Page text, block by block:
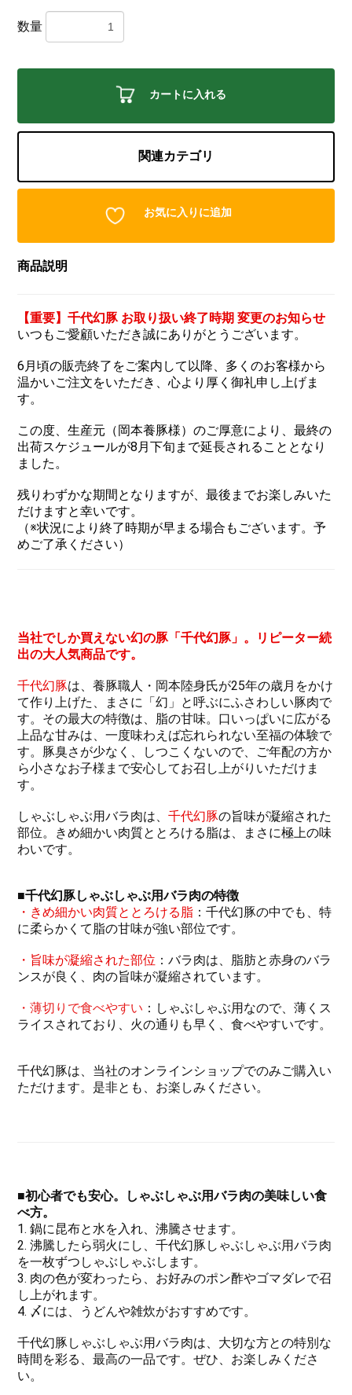
数量
カートに入れる
関連カテゴリ
お気に入りに追加
商品説明
【重要】千代幻豚 お取り扱い終了時期 変更のお知らせ
いつもご愛顧いただき誠にありがとうございます。
6月頃の販売終了をご案内して以降、多くのお客様から
温かいご注文をいただき、心より厚く御礼申し上げま
す。
この度、生産元（岡本養豚様）のご厚意により、最終の
出荷スケジュールが8月下旬 まで延長されることとなり
ました。
残りわずかな期間となりますが、最後までお楽しみいた
だけますと幸いです。
（※状況により終了時期が早まる場合もございます。予
めご了承ください）
当社でしか買えない幻の豚「千代幻豚」。リピーター続
出の大人気商品です。
千代幻豚は、養豚職人・岡本陸身氏が25年の歳月をかけ
て作り上げた、まさに「幻」と呼ぶにふさわしい豚肉で
す。その最大の特徴は、脂の甘味。口いっぱいに広がる
上品な甘みは、一度味わえば忘れられない至福の体験で
す。豚臭さが少なく、しつこくないので、ご年配の方か
ら小さなお子様まで安心してお召し上がりいただけま
す。
しゃぶしゃぶ用バラ肉は、千代幻豚の旨味が凝縮された
部位。きめ細かい肉質ととろける脂は、まさに極上の味
わいです。
■千代幻豚しゃぶしゃぶ用バラ肉の特徴
・きめ細かい肉質ととろける脂 ：千代幻豚の中でも、特
に柔らかくて脂の甘味が強い部位です。
・旨味が凝縮された部位 ：バラ肉は、脂肪と赤身のバラ
ンスが良く、肉の旨味が凝縮されています。
・薄切りで食べやすい ：しゃぶしゃぶ用なので、薄くス
ライスされており、火の通りも早く、食べやすいです。
千代幻豚は、当社のオンラインショップでのみご購入い
ただけます。是非とも、お楽しみください。
■初心者でも安心。しゃぶしゃぶ用バラ肉の美味しい食
べ方。
1. 鍋に昆布と水を入れ、沸騰させます。
2. 沸騰したら弱火にし、千代幻豚しゃぶしゃぶ用バラ肉
を一枚ずつしゃぶしゃぶします。
3. 肉の色が変わったら、お好みのポン酢やゴマダレで召
し上がれます。
4. 〆には、うどんや雑炊がおすすめです。
千代幻豚しゃぶしゃぶ用バラ肉は、大切な方との特別な
時間を彩る、最高の一品です。ぜひ、お楽しみくださ
い。